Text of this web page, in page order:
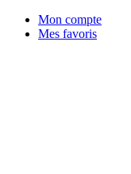
Mon compte
Mes favoris